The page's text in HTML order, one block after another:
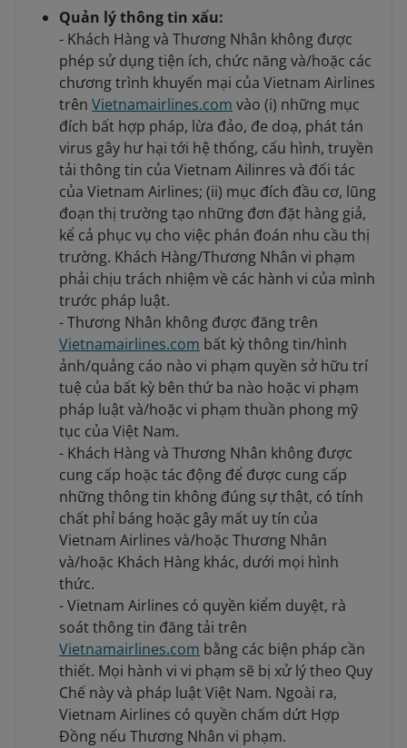
Quản lý thông tin xấu:
- Khách Hàng và Thương Nhân không được
phép sử dụng tiện ích, chức năng và/hoặc các
chương trình khuyến mại của Vietnam Airlines
trên Vietnamairlines.com vào (i) những mục
đích bất hợp pháp, lừa đảo, đe doạ, phát tán
virus gây hư hại tới hệ thống, cấu hình, truyền
tải thông tin của Vietnam Ailinres và đối tác
của Vietnam Airlines; (ii) mục đích đầu cơ, lũng
đoạn thị trường tạo những đơn đặt hàng giả,
kể cả phục vụ cho việc phán đoán nhu cầu thị
trường. Khách Hàng/Thương Nhân vi phạm
phải chịu trách nhiệm về các hành vi của mình
trước pháp luật.
- Thương Nhân không được đăng trên
Vietnamairlines.com bất kỳ thông tin/hình
ảnh/quảng cáo nào vi phạm quyền sở hữu trí
tuệ của bất kỳ bên thứ ba nào hoặc vi phạm
pháp luật và/hoặc vi phạm thuần phong mỹ
tục của Việt Nam.
- Khách Hàng và Thương Nhân không được
cung cấp hoặc tác động để được cung cấp
những thông tin không đúng sự thật, có tính
chất phỉ báng hoặc gây mất uy tín của
Vietnam Airlines và/hoặc Thương Nhân
và/hoặc Khách Hàng khác, dưới mọi hình
thức.
- Vietnam Airlines có quyền kiểm duyệt, rà
soát thông tin đăng tải trên
Vietnamairlines.com bằng các biện pháp cần
thiết. Mọi hành vi vi phạm sẽ bị xử lý theo Quy
Chế này và pháp luật Việt Nam. Ngoài ra,
Vietnam Airlines có quyền chấm dứt Hợp
Đồng nếu Thương Nhân vi phạm.